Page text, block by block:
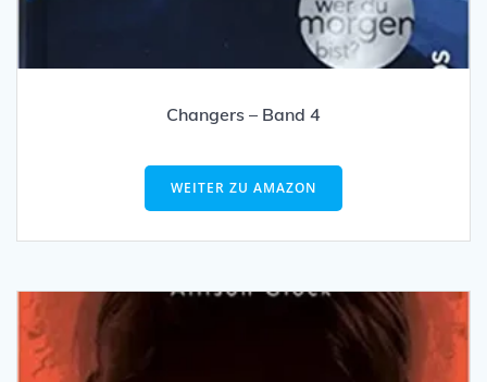
Changers – Band 4
WEITER ZU AMAZON